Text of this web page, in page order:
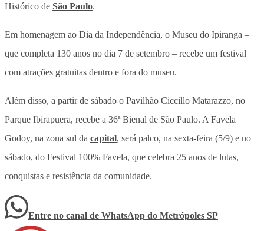
Histórico de São Paulo.
Em homenagem ao Dia da Independência, o Museu do Ipiranga –
que completa 130 anos no dia 7 de setembro – recebe um festival
com atrações gratuitas dentro e fora do museu.
Além disso, a partir de sábado o Pavilhão Ciccillo Matarazzo, no
Parque Ibirapuera, recebe a 36ª Bienal de São Paulo. A Favela
Godoy, na zona sul da capital, será palco, na sexta-feira (5/9) e no
sábado, do Festival 100% Favela, que celebra 25 anos de lutas,
conquistas e resistência da comunidade.
Entre no canal de WhatsApp do Metrópoles SP